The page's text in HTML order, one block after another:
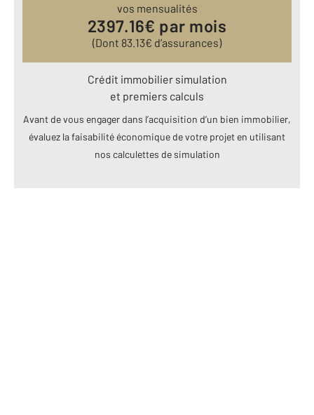
vos mensualités
2397.16€ par mois
(Dont 83.13€ d’assurances)
Crédit immobilier simulation
et premiers calculs
Avant de vous engager dans l’acquisition d’un bien immobilier,
évaluez la faisabilité économique de votre projet en utilisant
nos calculettes de simulation